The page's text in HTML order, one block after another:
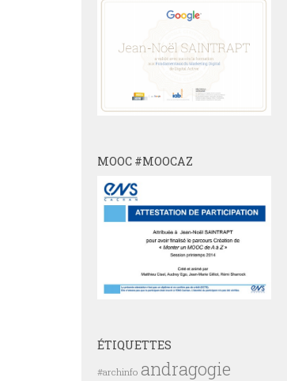
MOOC #MOOCAZ
ÉTIQUETTES
#archinfo andragogie